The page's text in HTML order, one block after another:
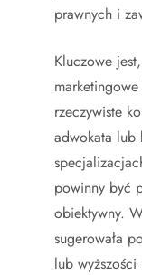
prawnych i
Kluczowe
rzeczywiste
adwokata lub
powinny być
obiektywny.
sugerowała
lub